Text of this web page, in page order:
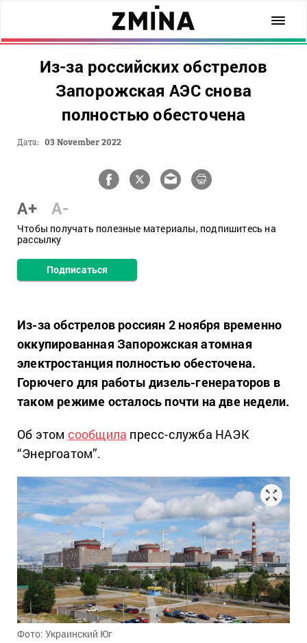
Из-за российских обстрелов
Запорожская АЭС снова
полностью обесточена
Дата: 03 November 2022
A+ A-
Чтобы получать полезные материалы, подпишитесь на
рассылку
Подписаться
Из-за обстрелов россиян 2 ноября временно
оккупированная Запорожская атомная
электростанция полностью обесточена.
Горючего для работы дизель-генераторов в
таком режиме осталось почти на две недели.
Об этом сообщила пресс-служба НАЭК
“Энергоатом”.
Фото: Украинский Юг